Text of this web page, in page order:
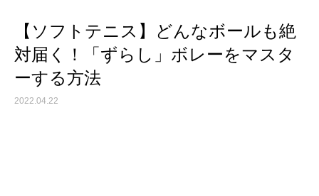
【ソフトテニス】どんなボールも絶
対届く！「ずらし」ボレーをマスタ
ーする方法
2022.04.22